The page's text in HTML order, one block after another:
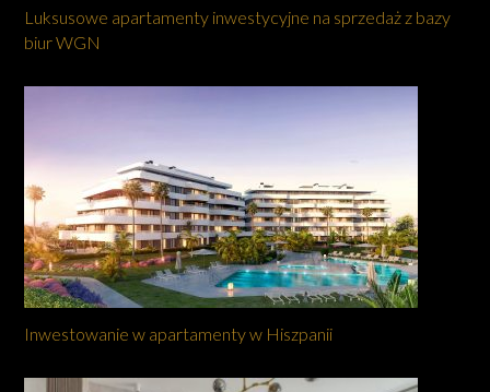
Luksusowe apartamenty inwestycyjne na sprzedaż z bazy
biur WGN
Inwestowanie w apartamenty w Hiszpanii